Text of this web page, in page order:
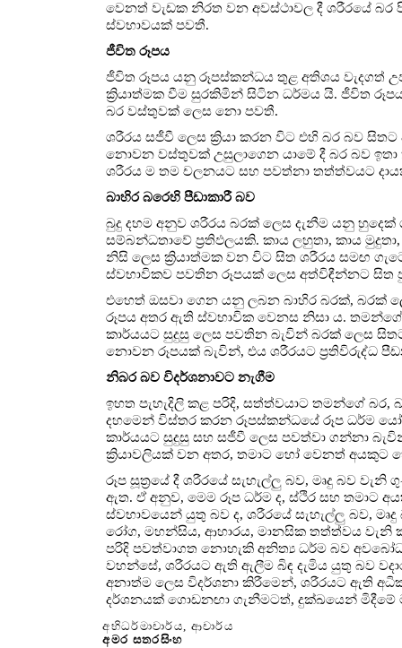
වෙනත් වැඩක නිරත වන අවස්ථාවල දී ශරීරයේ
ස්වභාවයක් පවතී.
ජීවිත රූපය
ජීවිත රූපය යනු රූපස්කන්ධය තුළ අතිශය වැදගත්
ක්‍රියාත්මක වීම සුරකිමින් සිටින ධර්මය යි. ජීවිත
බර වස්තුවක් ලෙස නො පවතී.
ශරීරය සජීවී ලෙස ක්‍රියා කරන විට එහි බර බව
නොවන වස්තුවක් උසුලාගෙන යාමේ දී බර බව
ශරීරය ම තම චලනයට සහ පවත්නා තත්ත්වයට
බාහිර බරෙහි පීඩාකාරී බව
බුදු දහම අනුව ශරීරය බරක් ලෙස දැනීම යනු
සම්බන්ධතාවේ ප්‍රතිඵලයකි. කාය ලහුතා, කාය
නිසි ලෙස ක්‍රියාත්මක වන විට සිත ශරීරය සමඟ
ස්වභාවිකව පවතින රූපයක් ලෙස අත්විඳීන්නට සිත
එහෙත් ඔසවා ගෙන යනු ලබන බාහිර බරක්, බරක්
රූපය අතර ඇති ස්වභාවික වෙනස නිසා ය.
කාර්යයට සුදුසු ලෙස පවතින බැවින් බරක් ලෙස
නොවන රූපයක් බැවින්, එය ශරීරයට ප්‍රතිවිරුද්ධ
නිබර බව විදර්ශනාවට නැගීම
ඉහත පැහැදිලි කළ පරිදි, සත්ත්වයාට තමන්ගේ
දහමෙන් විස්තර කරන රූපස්කන්ධයේ රූප ධර්ම
කාර්යයට සුදුසු සහ සජීවී ලෙස පවත්වා ගන්නා
ක්‍රියාවලියක් වන අතර, තමාට හෝ වෙනත් අයකුට
රූප සූත්‍රයේ දී ශරීරයේ සැහැල්ලු බව, මෘදු බව
ඇත. ඒ අනුව, මෙම රූප ධර්ම ද, ස්ථිර සහ තමාට
ස්වභාවයෙන් යුතු බව ද, ශරීරයේ සැහැල්ලු බව, මෘදු
රෝග, මහන්සිය, ආහාරය, මානසික තත්ත්වය වැනි
පරිදි පවත්වාගත නොහැකි අනිත්‍ය ධර්ම බව
වහන්සේ, ශරීරයට ඇති ඇලීම බිඳ දැමිය යුතු බව
අනාත්ම ලෙස විදර්ශනා කිරීමෙන්, ශරීරයට ඇති
දර්ශනයක් ගොඩනඟා ගැනීමටත්, දුක්ඛයෙන්
අභිධර්මාචාර්ය, ආචාර්ය
අමර සතරසිංහ